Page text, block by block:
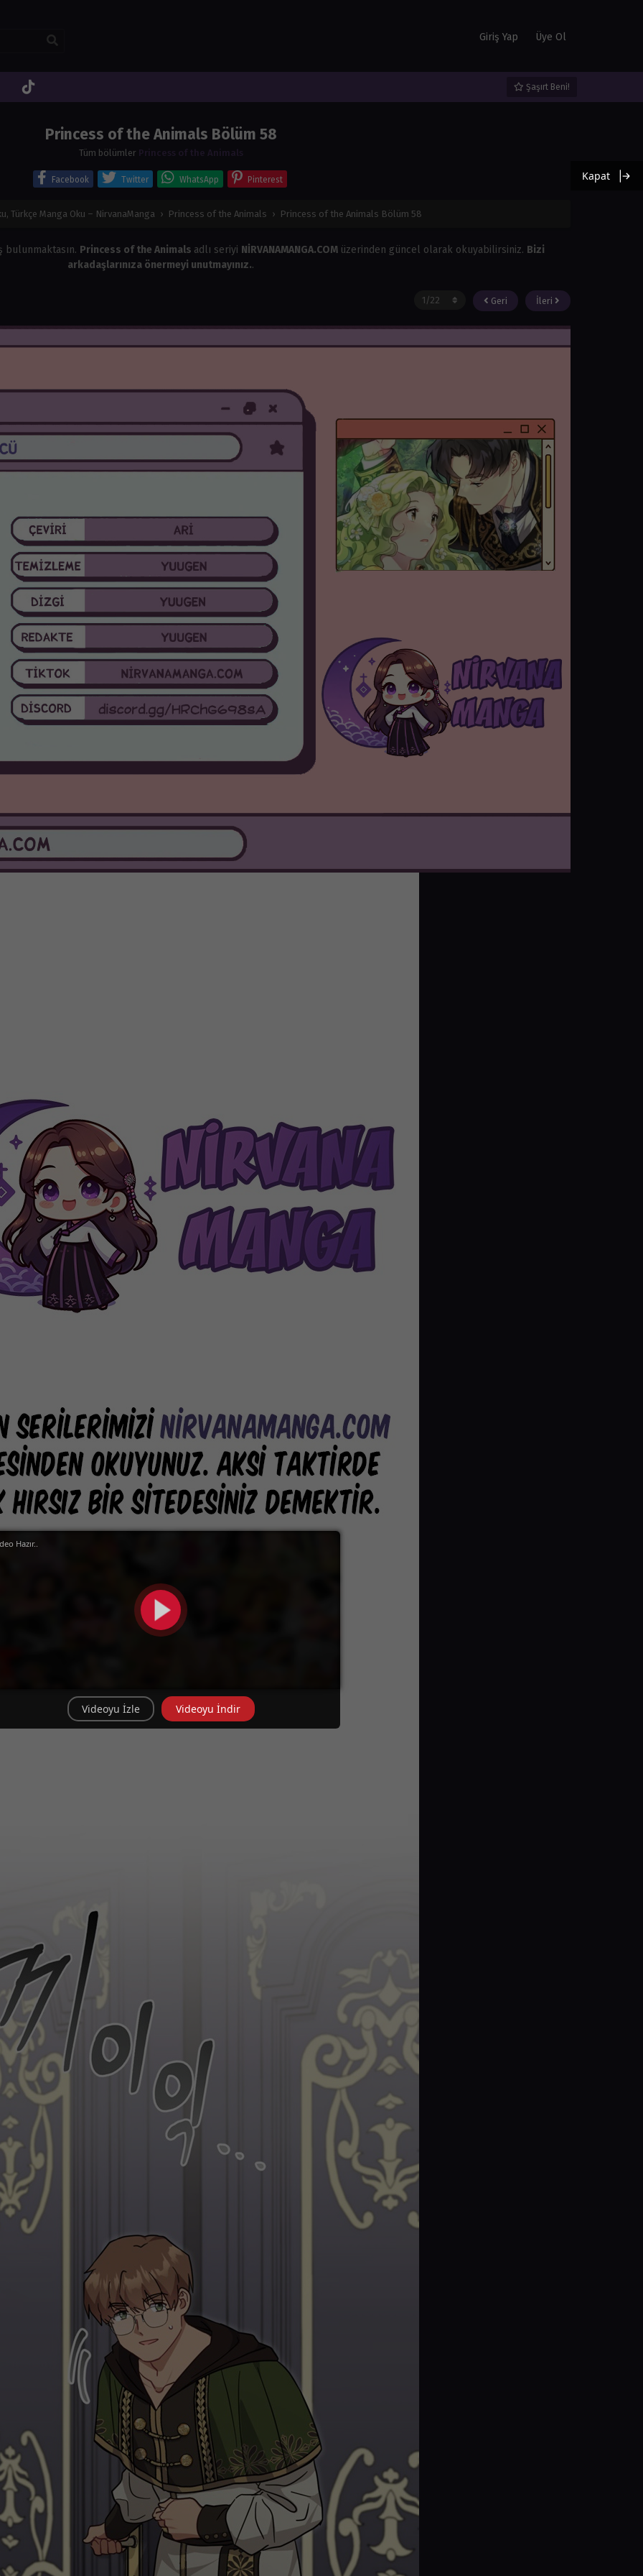
Giriş Yap Üye Ol
Şaşırt Beni!
Princess of the Animals Bölüm 58
Tüm bölümler Princess of the Animals
Facebook Twitter WhatsApp Pinterest
Türkçe Manga Oku – NirvanaManga › Princess of the Animals › Princess of the Animals Bölüm 58
bulunmaktasın. Princess of the Animals adlı seriyi NİRVANAMANGA.COM üzerinden güncel olarak okuyabilirsiniz. Bizi
arkadaşlarınıza önermeyi unutmayınız..
Geri İleri
Hazır..
Videoyu İzle Videoyu İndir
Kapat